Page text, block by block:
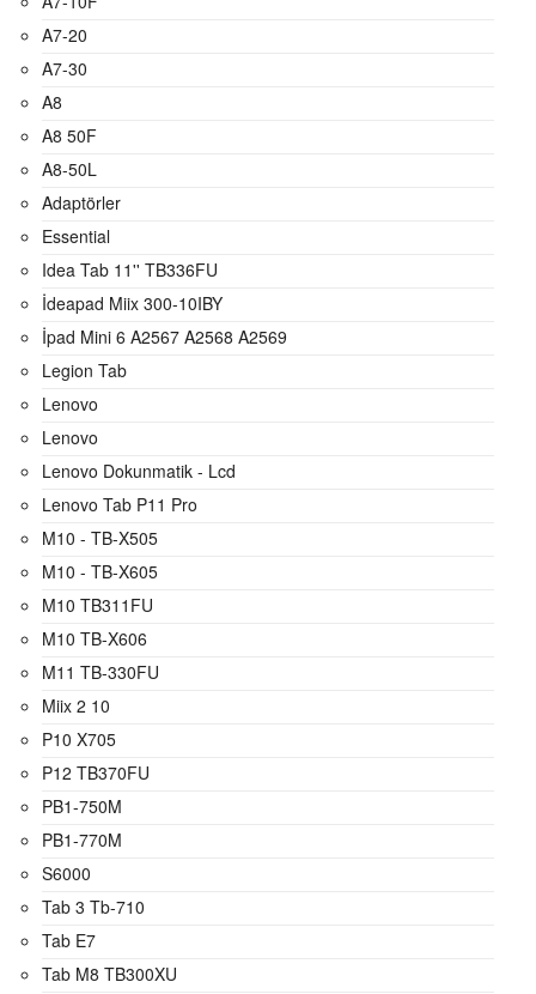
A7-20
A7-30
A8
A8 50F
A8-50L
Adaptörler
Essential
Idea Tab 11'' TB336FU
İdeapad Miix 300-10IBY
İpad Mini 6 A2567 A2568 A2569
Legion Tab
Lenovo
Lenovo
Lenovo Dokunmatik - Lcd
Lenovo Tab P11 Pro
M10 - TB-X505
M10 - TB-X605
M10 TB311FU
M10 TB-X606
M11 TB-330FU
Miix 2 10
P10 X705
P12 TB370FU
PB1-750M
PB1-770M
S6000
Tab 3 Tb-710
Tab E7
Tab M8 TB300XU